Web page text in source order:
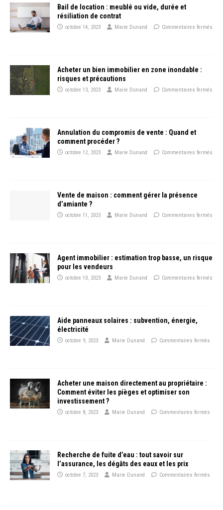
Bail de location : meublé ou vide, durée et
résiliation de contrat
octobre 14, 2023 Marie Dunand Commentaires fermés
Acheter un bien immobilier en zone inondable :
risques et précautions
octobre 13, 2023 Marie Dunand Commentaires fermés
Annulation du compromis de vente : Quand et
comment procéder ?
octobre 12, 2023 Marie Dunand Commentaires fermés
Vente de maison : comment gérer la présence
d’amiante ?
octobre 11, 2023 Marie Dunand Commentaires fermés
Agent immobilier : estimation trop basse, un risque
pour les vendeurs
octobre 10, 2023 Marie Dunand Commentaires fermés
Aide panneaux solaires : subvention, énergie,
électricité
octobre 9, 2023 Marie Dunand Commentaires fermés
Acheter une maison directement au propriétaire :
Comment éviter les pièges et optimiser son
investissement ?
octobre 8, 2023 Marie Dunand Commentaires fermés
Recherche de fuite d’eau : tout savoir sur
l’assurance, les dégâts des eaux et les prix
octobre 7, 2023 Marie Dunand Commentaires fermés